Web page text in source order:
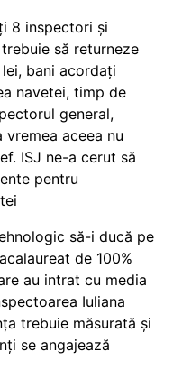
8 inspectori și
să returneze
bani acordați
navetei, timp de
general,
vremea aceea nu
ISJ ne-a cerut să
pentru
să-i ducă pe
de 100%
au intrat cu media
Iuliana
trebuie măsurată și
se angajează